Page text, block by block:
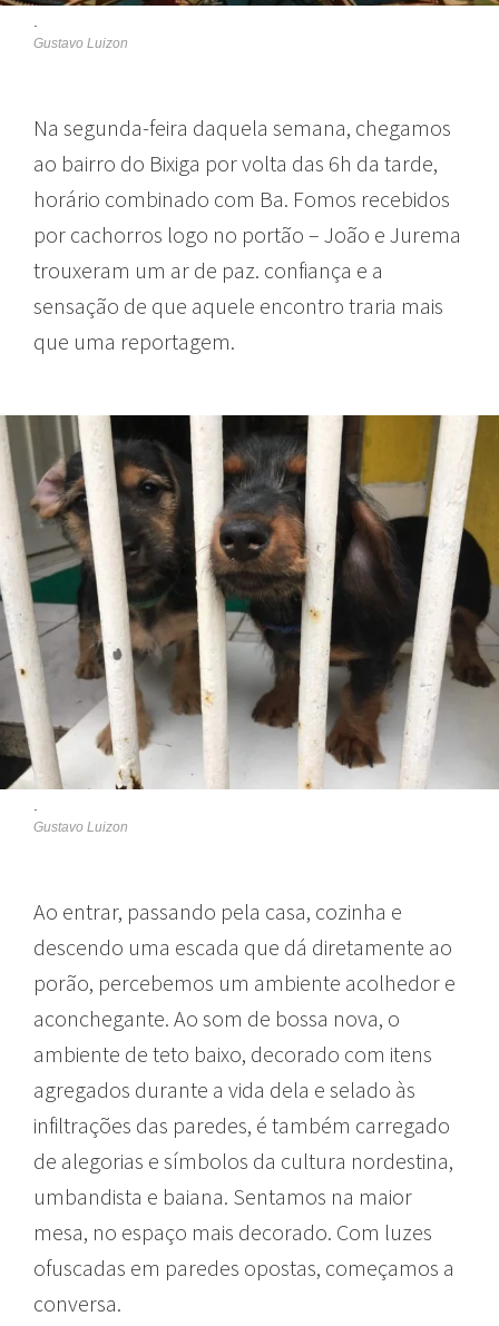
Gustavo Luizon
Na segunda-feira daquela semana, chegamos
ao bairro do Bixiga por volta das 6h da tarde,
horário combinado com Ba. Fomos recebidos
por cachorros logo no portão – João e Jurema
trouxeram um ar de paz. confiança e a
sensação de que aquele encontro traria mais
que uma reportagem.
Gustavo Luizon
Ao entrar, passando pela casa, cozinha e
descendo uma escada que dá diretamente ao
porão, percebemos um ambiente acolhedor e
aconchegante. Ao som de bossa nova, o
ambiente de teto baixo, decorado com itens
agregados durante a vida dela e selado às
infiltrações das paredes, é também carregado
de alegorias e símbolos da cultura nordestina,
umbandista e baiana. Sentamos na maior
mesa, no espaço mais decorado. Com luzes
ofuscadas em paredes opostas, começamos a
conversa.